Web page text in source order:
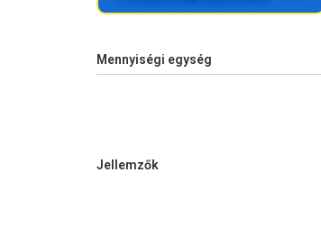
Mennyiségi egység
Jellemzők